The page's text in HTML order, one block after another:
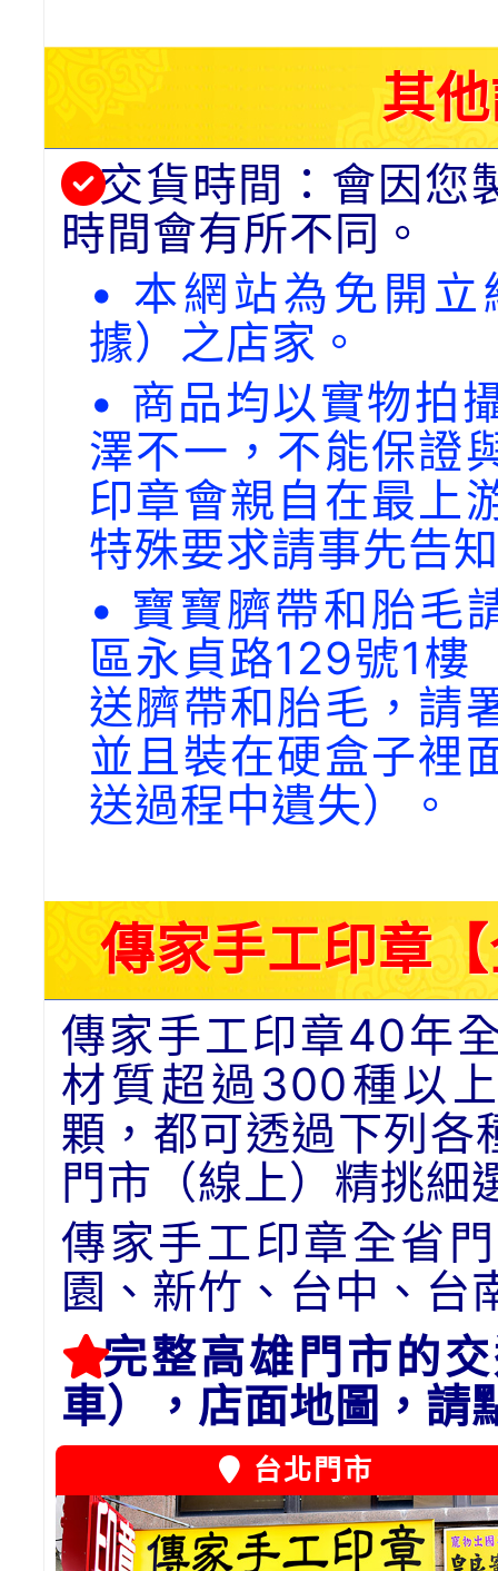
其
交貨時間：會因您
時間會有所不同。
• 本網站為免開
據）之店家。
• 商品均以實物拍
澤不一，不能保證
印章會親自在最上
特殊要求請事先告
• 寶寶臍帶和胎毛
區永貞路129號1樓
送臍帶和胎毛，請
並且裝在硬盒子裡
送過程中遺失）。
傳家手工印章
傳家手工印章40年
材質超過300種以
顆，都可透過下列各
門市（線上）精挑細
傳家手工印章全省
園、新竹、台中、台
完整高雄門市的
車），店面地圖，請
台北門市